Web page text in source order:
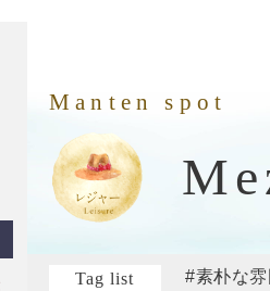
Manten spot
Tag list #素朴な